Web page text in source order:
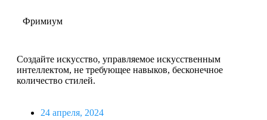
Фримиум
Создайте искусство, управляемое искусственным
интеллектом, не требующее навыков, бесконечное
количество стилей.
24 апреля, 2024